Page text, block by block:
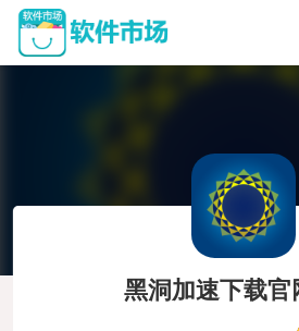
黑洞加速下载官